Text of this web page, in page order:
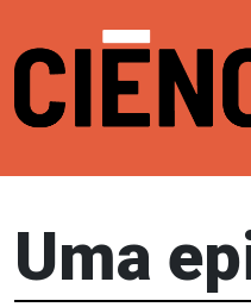
Uma